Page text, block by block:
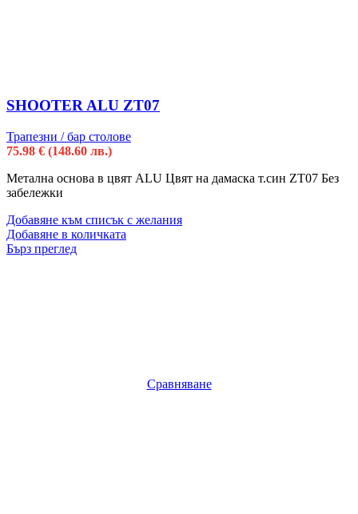
SHOOTER ALU ZT07
Трапезни / бар столове
75.98 € (148.60 лв.)
Mетална основа в цвят ALU Цвят на дамаска т.син ZT07 Без
забележки
Добавяне към списък с желания
Добавяне в количката
Бърз преглед
Сравняване